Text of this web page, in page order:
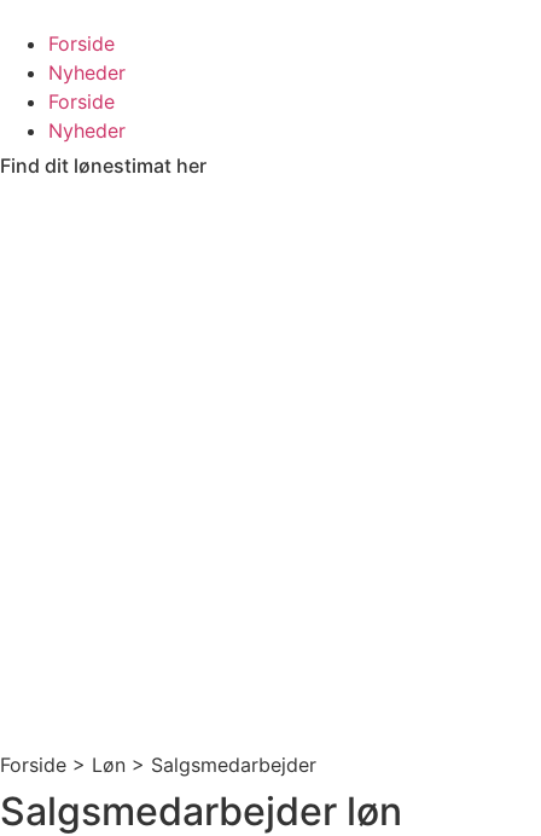
indhold
Forside
Nyheder
Forside
Nyheder
Find dit lønestimat her
Forside > Løn > Salgsmedarbejder
Salgsmedarbejder løn